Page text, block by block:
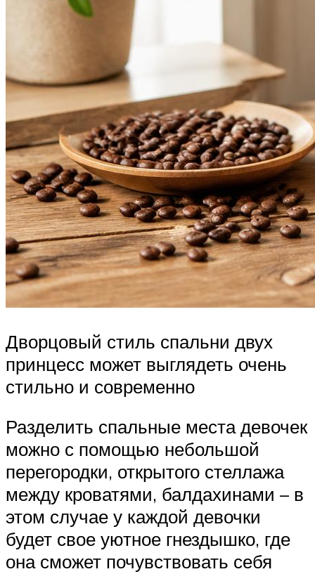
Дворцовый стиль спальни двух
принцесс может выглядеть очень
стильно и современно
Разделить спальные места девочек
можно с помощью небольшой
перегородки, открытого стеллажа
между кроватями, балдахинами – в
этом случае у каждой девочки
будет свое уютное гнездышко, где
она сможет почувствовать себя